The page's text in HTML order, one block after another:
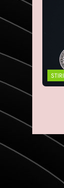
STIRI